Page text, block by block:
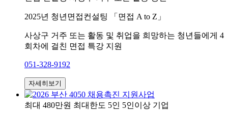
2025년 청년면접컨설팅 「면접 A to Z」
사상구 거주 또는 활동 및 취업을 희망하는 청년들에게 4
회차에 걸친 면접 특강 지원
051-328-9192
자세히보기
최대 480만원 최대한도 5인 5인이상 기업